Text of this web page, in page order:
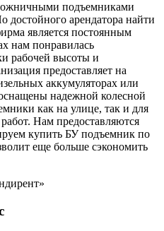
подъемниками
достойного арендатора найти
является постоянным
нам понравилась
рабочей высоты и
предоставляет на
аккумуляторах или
надежной колесной
как на улице, так и для
Нам предоставляются
купить БУ подъемник по
еще больше сэкономить